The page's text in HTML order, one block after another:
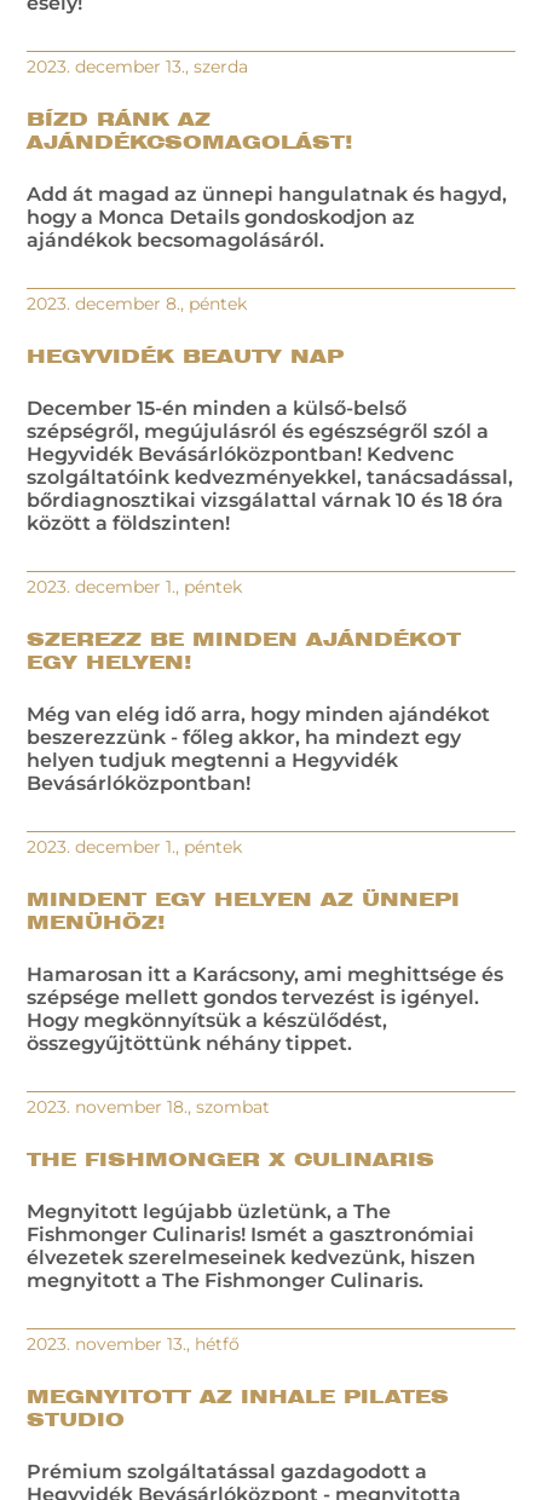
2023. december 13., szerda
BÍZD RÁNK AZ
AJÁNDÉKCSOMAGOLÁST!
Add át magad az ünnepi hangulatnak és hagyd,
hogy a Monca Details gondoskodjon az
ajándékok becsomagolásáról.
2023. december 8., péntek
HEGYVIDÉK BEAUTY NAP
December 15-én minden a külső-belső
szépségről, megújulásról és egészségről szól a
Hegyvidék Bevásárlóközpontban! Kedvenc
szolgáltatóink kedvezményekkel, tanácsadással,
bőrdiagnosztikai vizsgálattal várnak 10 és 18 óra
között a földszinten!
2023. december 1., péntek
SZEREZZ BE MINDEN AJÁNDÉKOT
EGY HELYEN!
Még van elég idő arra, hogy minden ajándékot
beszerezzünk - főleg akkor, ha mindezt egy
helyen tudjuk megtenni a Hegyvidék
Bevásárlóközpontban!
2023. december 1., péntek
MINDENT EGY HELYEN AZ ÜNNEPI
MENÜHÖZ!
Hamarosan itt a Karácsony, ami meghittsége és
szépsége mellett gondos tervezést is igényel.
Hogy megkönnyítsük a készülődést,
összegyűjtöttünk néhány tippet.
2023. november 18., szombat
THE FISHMONGER X CULINARIS
Megnyitott legújabb üzletünk, a The
Fishmonger Culinaris! Ismét a gasztronómiai
élvezetek szerelmeseinek kedvezünk, hiszen
megnyitott a The Fishmonger Culinaris.
2023. november 13., hétfő
MEGNYITOTT AZ INHALE PILATES
STUDIO
Prémium szolgáltatással gazdagodott a
Hegyvidék Bevásárlóközpont - megnyitotta